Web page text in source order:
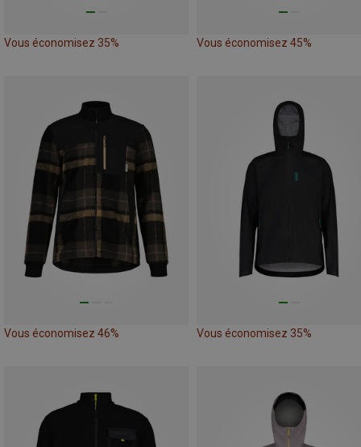
Vous économisez 35% Vous économisez 45%
Vous économisez 46% Vous économisez 35%